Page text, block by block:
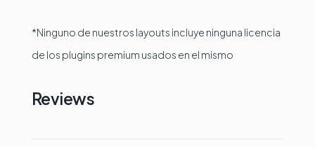
*Ninguno de nuestros layouts incluye ninguna licencia
de los plugins premium usados en el mismo
Reviews